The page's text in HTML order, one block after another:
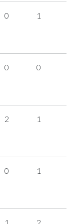
0 1
0 0
2 1
0 1